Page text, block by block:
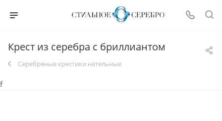
Крест из серебра с бриллиантом
Серебряные крестики нательные
f